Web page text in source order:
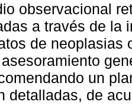
observacional
a través de la
de neoplasias
un
detalladas, de